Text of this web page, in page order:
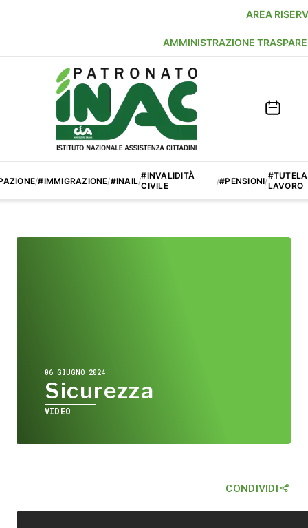
AREA
AMMINISTRAZIONE
/#IMMIGRAZIONE/#INAIL/#INVALIDITÀ
CIVILE
/#PENSIONI/LAVORO
06 GIUGNO 2024
Sicurezza
VIDEO
CONDIVIDI